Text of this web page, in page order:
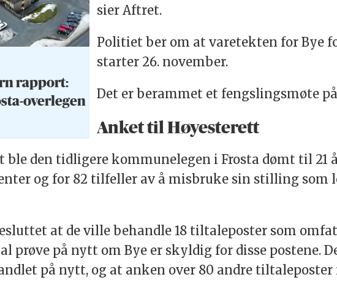
rapport:
overlegen
sier Aftret.
Politiet ber om at varetekten for Bye
starter 26. november.
Det er berammet et fengslingsmøte
Anket til Høyesterett
den tidligere kommunelegen i Frosta dømt til 21
og for 82 tilfeller av å misbruke sin stilling som
at de ville behandle 18 tiltaleposter som
prøve på nytt om Bye er skyldig for disse postene.
på nytt, og at anken over 80 andre